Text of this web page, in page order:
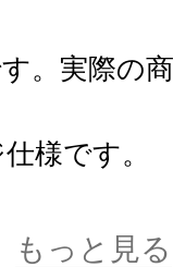
。実際の
様です。
もっと見る